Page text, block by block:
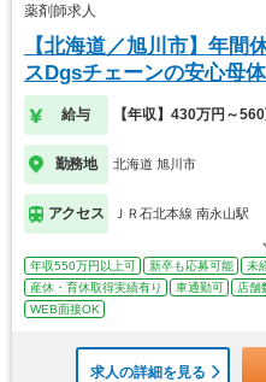
薬剤師求人
【北海道／旭川市】年
スDgsチェーンの安心母
給与 【年収】430万円～
勤務地 北海道 旭川市
アクセス ＪＲ石北本線 南永山駅
年収550万円以上可 新卒も応募可能 未
産休・育休取得実績有り
車通勤可 店舗
WEB面接OK
求人の詳細を見る